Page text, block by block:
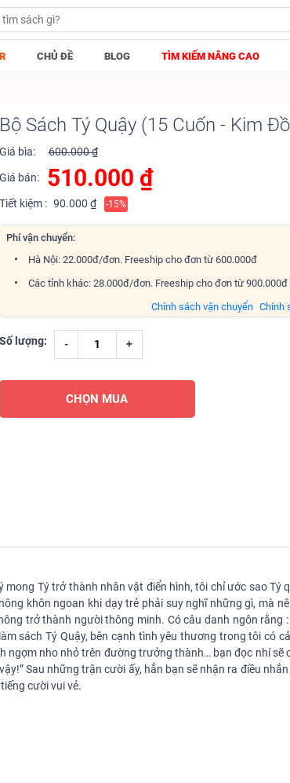
CHỦ ĐỀ BLOG TÌM KIẾM NÂNG CAO
Bộ Sách Tý Quậy (15 Cuốn - Kim
Giá bìa: 600.000 ₫
Giá bán: 510.000 ₫
Tiết kiệm : 90.000 ₫ -15%
Phí vận chuyển:
Hà Nội: 22.000đ/đơn. Freeship cho đơn từ 600.000đ
Các tỉnh khác: 28.000đ/đơn. Freeship cho đơn từ 900.000đ
Chính
Chính sách vận chuyển
Số lượng: - +
CHỌN MUA
Tý trở thành nhân vật điển hình, tôi chỉ ước sao Tý
khôn ngoan khi dạy trẻ phải suy nghĩ những gì, mà
trở thành người thông minh. Có câu danh ngôn rằng
sách Tý Quậy, bên cạnh tình yêu thương trong tôi có
nho nhỏ trên đường trưởng thành… bạn đọc nhí sẽ
Sau những trận cười ấy, hẳn bạn sẽ nhận ra điều
cười vui vẻ.